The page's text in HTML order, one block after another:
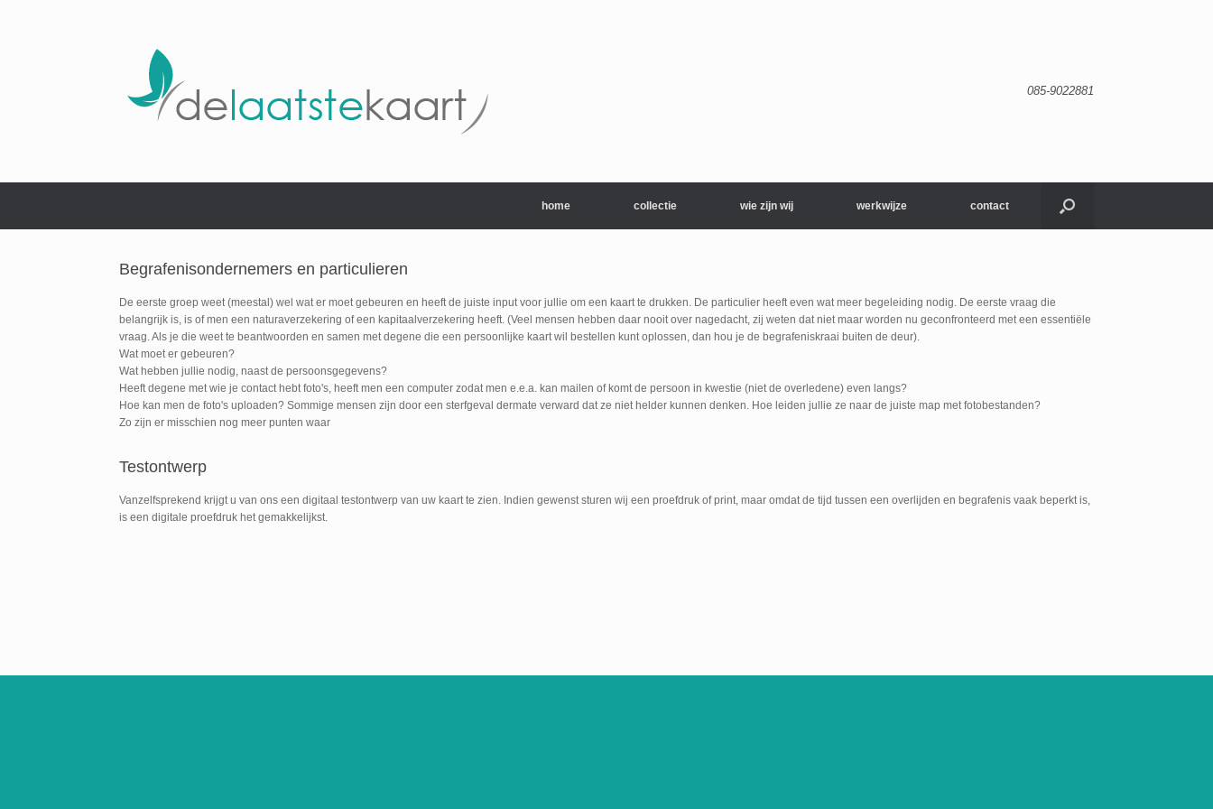
085-9022881
home collectie wie zijn wij werkwijze contact
Begrafenisondernemers en particulieren
De eerste groep weet (meestal) wel wat er moet gebeuren en heeft de juiste input voor jullie om een kaart te drukken. De particulier heeft even wat meer begeleiding nodig. De eerste vraag die
belangrijk is, is of men een naturaverzekering of een kapitaalverzekering heeft. (Veel mensen hebben daar nooit over nagedacht, zij weten dat niet maar worden nu geconfronteerd met een essentiële
vraag. Als je die weet te beantwoorden en samen met degene die een persoonlijke kaart wil bestellen kunt oplossen, dan hou je de begrafeniskraai buiten de deur).
Wat moet er gebeuren?
Wat hebben jullie nodig, naast de persoonsgegevens?
Heeft degene met wie je contact hebt foto's, heeft men een computer zodat men e.e.a. kan mailen of komt de persoon in kwestie (niet de overledene) even langs?
Hoe kan men de foto's uploaden? Sommige mensen zijn door een sterfgeval dermate verward dat ze niet helder kunnen denken. Hoe leiden jullie ze naar de juiste map met fotobestanden?
Zo zijn er misschien nog meer punten waar
Testontwerp
Vanzelfsprekend krijgt u van ons een digitaal testontwerp van uw kaart te zien. Indien gewenst sturen wij een proefdruk of print, maar omdat de tijd tussen een overlijden en begrafenis vaak beperkt is,
is een digitale proefdruk het gemakkelijkst.